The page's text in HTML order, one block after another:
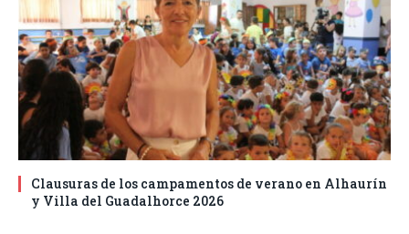
Clausuras de los campamentos de verano en Alhaurín
y Villa del Guadalhorce 2026